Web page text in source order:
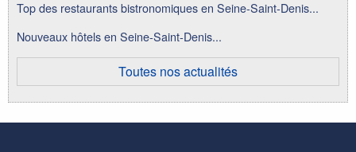
Top des restaurants bistronomiques en Seine-Saint-Denis...
Nouveaux hôtels en Seine-Saint-Denis...
Toutes nos actualités